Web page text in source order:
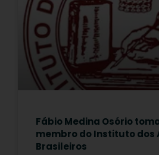
Fábio Medina Osório
membro do Instituto dos
Brasileiros